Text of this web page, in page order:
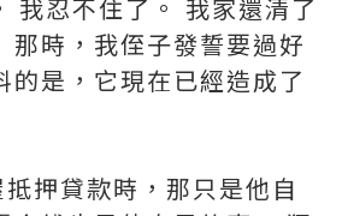
我忍不住了。 我家還清了
那時，我侄子發誓要過好
的是，它現在已經造成了
押貸款時，那只是他自